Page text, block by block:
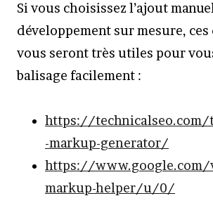
Si vous choisissez l’ajout
développement sur mesure,
vous seront très utiles pour
balisage facilement :
https://technicalseo.com/
-markup-generator/
https://www.google.com/
markup-helper/u/0/